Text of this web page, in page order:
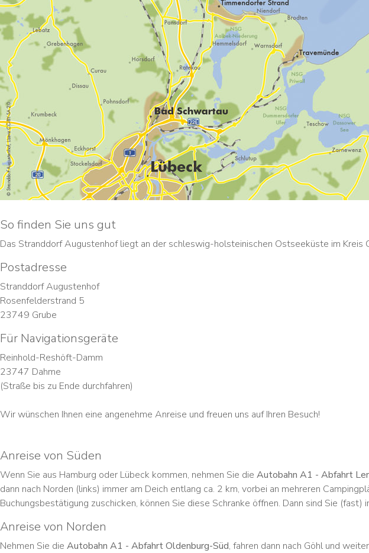
So finden Sie uns gut
Das Stranddorf Augustenhof liegt an der schleswig-holsteinischen Ostseeküste im
Postadresse
Stranddorf Augustenhof
Rosenfelderstrand 5
23749 Grube
Für Navigationsgeräte
Reinhold-Reshöft-Damm
23747 Dahme
(Straße bis zu Ende durchfahren)
Wir wünschen Ihnen eine angenehme Anreise und freuen uns auf Ihren Besuch!
Anreise von Süden
Wenn Sie aus Hamburg oder Lübeck kommen, nehmen Sie die Autobahn A1 - Abfahrt
dann nach Norden (links) immer am Deich entlang ca. 2 km, vorbei an mehreren
Buchungsbestätigung zuschicken, können Sie diese Schranke öffnen. Dann sind Sie
Anreise von Norden
Nehmen Sie die Autobahn A1 - Abfahrt Oldenburg-Süd, fahren dann nach Göhl und